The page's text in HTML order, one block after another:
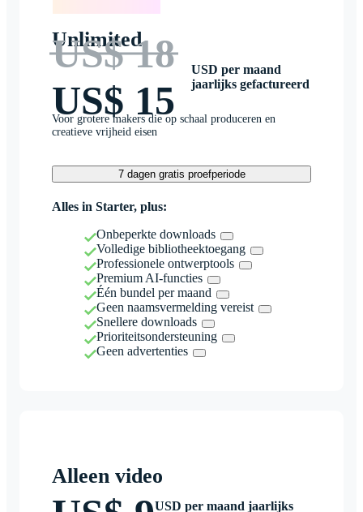
Unlimited
US$ 18
US$ 15
USD per maand
jaarlijks gefactureerd
Voor grotere makers die op schaal produceren en
creatieve vrijheid eisen
7 dagen gratis proefperiode
Alles in Starter, plus:
Onbeperkte downloads
Volledige bibliotheektoegang
Professionele ontwerptools
Premium AI-functies
Één bundel per maand
Geen naamsvermelding vereist
Snellere downloads
Prioriteitsondersteuning
Geen advertenties
Alleen video
USD per maand jaarlijks